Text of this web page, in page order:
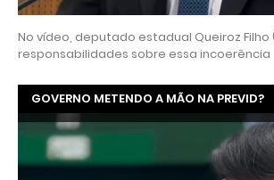
No vídeo, deputado estadual Queiroz Filho
responsabilidades sobre essa incoerência
GOVERNO METENDO A MÃO NA PREVID?